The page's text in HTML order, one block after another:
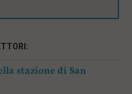
stazione di San